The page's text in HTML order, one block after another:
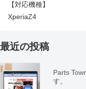
【対応機種】
XperiaZ4
最近の投稿
Parts
す。